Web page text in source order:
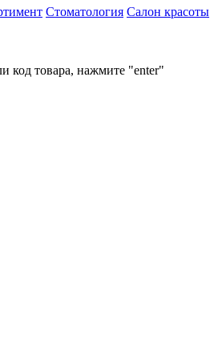
Стоматология Салон красоты
код товара, нажмите "enter"